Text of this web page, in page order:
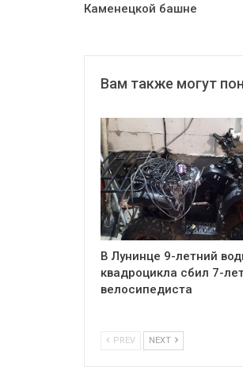
Каменецкой башне
Вам также могут
В Лунинце 9-летний
квадроцикла сбил 7-
велосипедиста
PREV NEXT